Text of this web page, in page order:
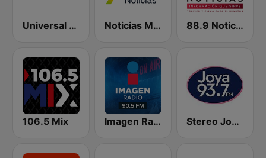
Universal 88.1 FM Noticias MVS 88.9 Noticias
106.5 Mix Imagen Radio 90.5 FM Stereo Joya FM